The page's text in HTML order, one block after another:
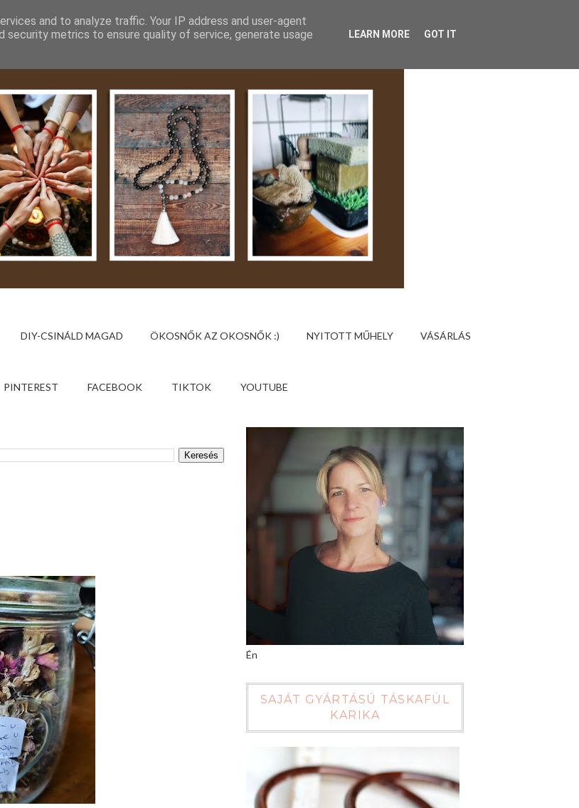
DIY-CSINÁLD MAGAD ÖKOSNŐK AZ OKOSNŐK :) NYITOTT MŰHELY VÁSÁRLÁS
PINTEREST FACEBOOK TIKTOK YOUTUBE
Én
SAJÁT GYÁRTÁSÚ TÁSKAFÜL
KARIKA
and to analyze traffic. Your IP address and user-agent
security metrics to ensure quality of service, generate usage
LEARN MORE GOT IT